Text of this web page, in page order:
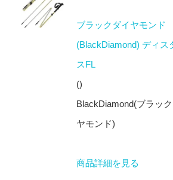
ブラックダイヤモンド
(BlackDiamond) ディス
スFL
()
BlackDiamond(ブラッ
ヤモンド)
商品詳細を見る